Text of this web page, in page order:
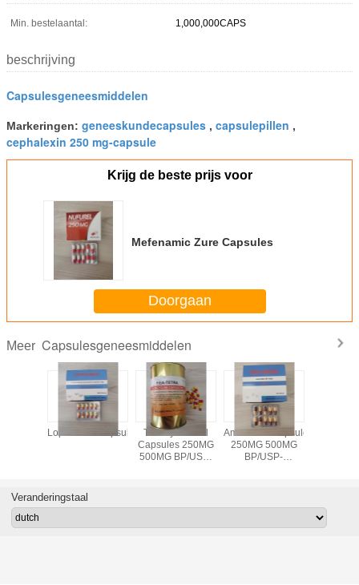
Min. bestelaantal: 1,000,000CAPS
beschrijving
Capsulesgeneesmiddelen
Markeringen: geneeskundecapsules , capsulepillen ,
cephalexin 250 mg-capsule
Krijg de beste prijs voor
Mefenamic Zure Capsules
Doorgaan
Meer Capsulesgeneesmiddelen
Loperamidecapsules
Tetracyclinehcl
Capsules 250MG
500MG BP/USP-
Amoxicilinecapsules
250MG 500MG
BP/USP-
Veranderingstaal